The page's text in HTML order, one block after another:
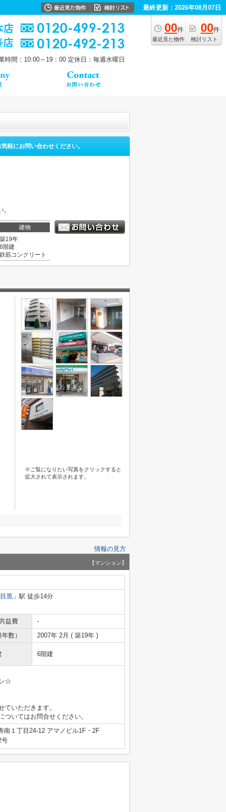
最終更新：2026年08月07日
00件
最近見た物件
00件
検討リスト
時間：10:00～19：00 定休日：毎週水曜日
軽にお問い合わせください。
建物
築19年
6階建
鉄筋コンクリート
※ご覧になりたい写真をクリックすると
拡大されて表示されます。
情報の見方
【マンション】
黒 」駅 徒歩14分
益費
-
数） 2007年 2月 ( 築19年 )
6階建
☆
いただきます。
いてはお問合せください。
南１丁目24-12 アマノビル1F・2F
号